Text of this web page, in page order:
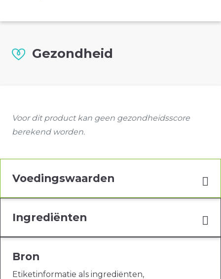
Gezondheid
Voor dit product kan geen gezondheidsscore
berekend worden.
Voedingswaarden
Ingrediënten
Bron
Etiketinformatie als ingrediënten,